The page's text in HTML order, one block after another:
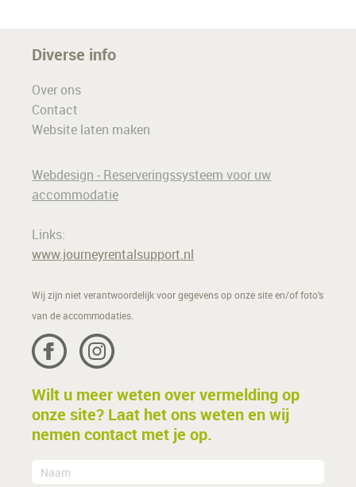
Diverse info
Over ons
Contact
Website laten maken
Webdesign - Reserveringssysteem voor uw
accommodatie
Links:
www.journeyrentalsupport.nl
Wij zijn niet verantwoordelijk voor gegevens op onze site en/of foto's
van de accommodaties.
Wilt u meer weten over vermelding op
onze site? Laat het ons weten en wij
nemen contact met je op.